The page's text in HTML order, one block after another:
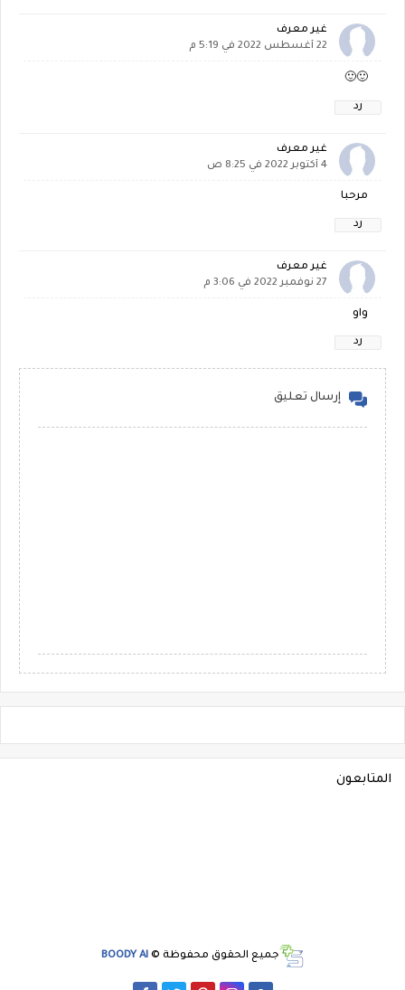
غير معرف
22 أغسطس 2022 في 5:19 م
🙂🙂
رد
غير معرف
4 أكتوبر 2022 في 8:25 ص
مرحبا
رد
غير معرف
27 نوفمبر 2022 في 3:06 م
واو
رد
إرسال تعليق
المتابعون
جميع الحقوق محفوظة © BOODY AI